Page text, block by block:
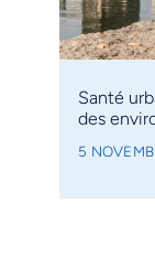
Santé
des
5